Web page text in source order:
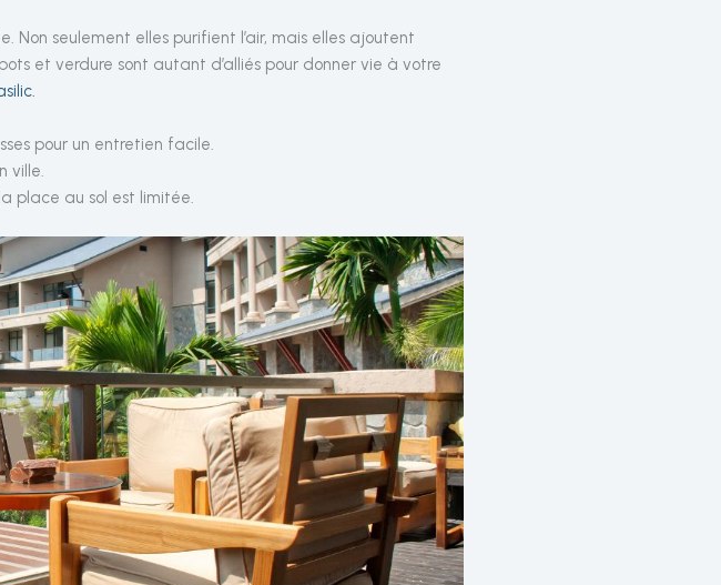
seulement elles purifient l’air, mais elles ajoutent
et verdure sont autant d’alliés pour donner vie à votre
.
pour un entretien facile.
ville.
place au sol est limitée.